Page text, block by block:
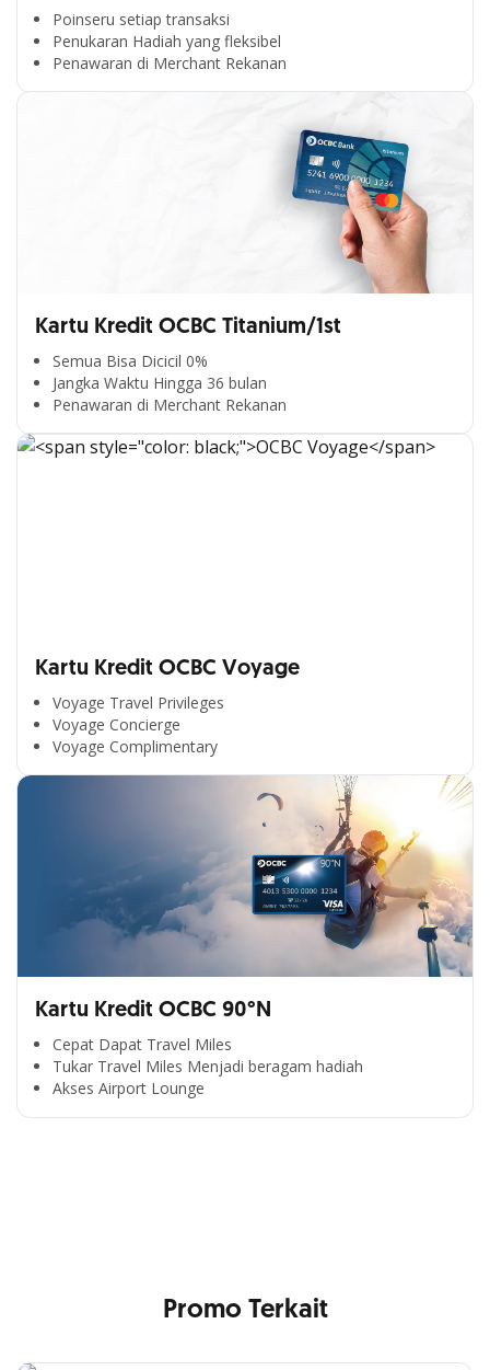
Poinseru setiap transaksi
Penukaran Hadiah yang fleksibel
Penawaran di Merchant Rekanan
Kartu Kredit OCBC Titanium/1st
Semua Bisa Dicicil 0%
Jangka Waktu Hingga 36 bulan
Penawaran di Merchant Rekanan
Kartu Kredit OCBC Voyage
Voyage Travel Privileges
Voyage Concierge
Voyage Complimentary
Kartu Kredit OCBC 90°N
Cepat Dapat Travel Miles
Tukar Travel Miles Menjadi beragam hadiah
Akses Airport Lounge
Segala Kemudahan Ada
di Satu Genggaman
Promo Terkait